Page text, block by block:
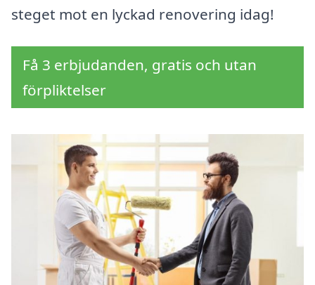
steget mot en lyckad renovering idag!
Få 3 erbjudanden, gratis och utan
förpliktelser